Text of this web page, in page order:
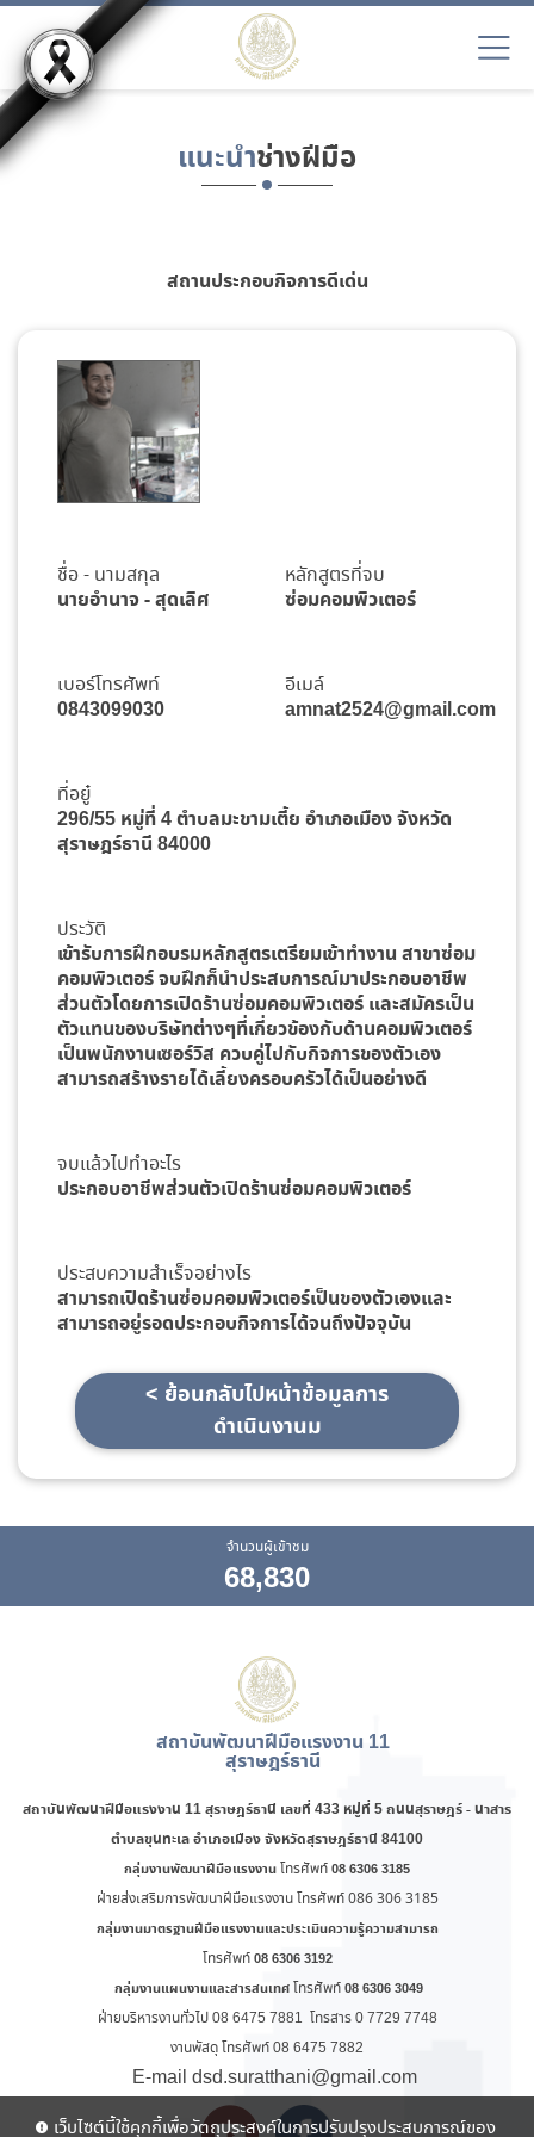
แนะนำช่างฝีมือ
สถานประกอบกิจการดีเด่น
ชื่อ - นามสกุล
นายอำนาจ - สุดเลิศ
หลักสูตรที่จบ
ซ่อมคอมพิวเตอร์
เบอร์โทรศัพท์
0843099030
อีเมล์
amnat2524@gmail.com
ที่อยู๋
296/55 หมู่ที่ 4 ตำบลมะขามเตี้ย อำเภอเมือง จังหวัด
สุราษฎร์ธานี 84000
ประวัติ
เข้ารับการฝึกอบรมหลักสูตรเตรียมเข้าทำงาน สาขาซ่อม
คอมพิวเตอร์ จบฝึกก็นำประสบการณ์มาประกอบอาชีพ
ส่วนตัวโดยการเปิดร้านซ่อมคอมพิวเตอร์ และสมัครเป็น
ตัวแทนของบริษัทต่างๆที่เกี่ยวข้องกับด้านคอมพิวเตอร์
เป็นพนักงานเซอร์วิส ควบคู่ไปกับกิจการของตัวเอง
สามารถสร้างรายได้เลี้ยงครอบครัวได้เป็นอย่างดี
จบแล้วไปทำอะไร
ประกอบอาชีพส่วนตัวเปิดร้านซ่อมคอมพิวเตอร์
ประสบความสำเร็จอย่างไร
สามารถเปิดร้านซ่อมคอมพิวเตอร์เป็นของตัวเองและ
สามารถอยู่รอดประกอบกิจการได้จนถึงปัจจุบัน
< ย้อนกลับไปหน้าข้อมูลการ
ดำเนินงานม
จำนวนผู้เข้าชม
68,830
สถาบันพัฒนาฝีมือแรงงาน 11
สุราษฎร์ธานี
สถาบันพัฒนาฝีมือแรงงาน 11 สุราษฎร์ธานี เลขที่ 433 หมู่ที่ 5 ถนนสุราษฎร์ - นาสาร
ตำบลขุนทะเล อำเภอเมือง จังหวัดสุราษฎร์ธานี 84100
กลุ่มงานพัฒนาฝีมือแรงงานโทรศัพท์08 6306 3185
ฝ่ายส่งเสริมการพัฒนาฝีมือแรงงาน โทรศัพท์ 086 306 3185
กลุ่มงานมาตรฐานฝีมือแรงงานและประเมินความรู้ความสามารถ
โทรศัพท์08 6306 3192
กลุ่มงานแผนงานและสารสนเทศโทรศัพท์08 6306 3049
ฝ่ายบริหารงานทั่วไป 08 6475 7881 โทรสาร 0 7729 7748
งานพัสดุ โทรศัพท์ 08 6475 7882
E-mail dsd.suratthani@gmail.com
เว็บไซต์นี้ใช้คุกกี้เพื่อวัตถุประสงค์ในการปรับปรุงประสบการณ์ของ